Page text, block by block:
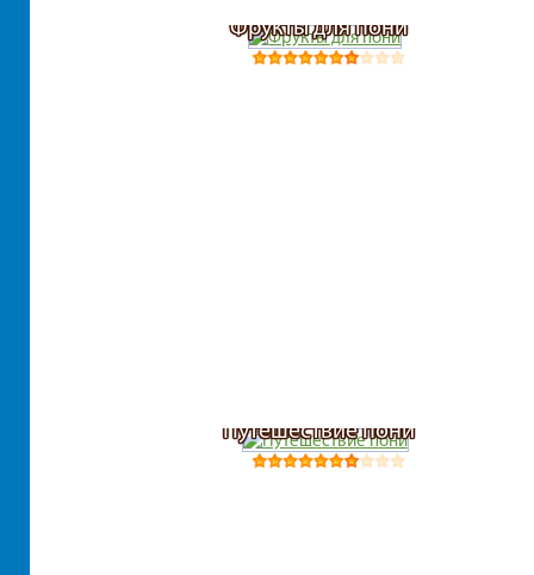
Фрукты для пони
Путешествие пони